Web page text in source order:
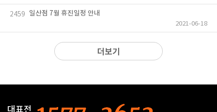
2459 일산점 7월 휴진일정 안내
2021-06-18
더보기